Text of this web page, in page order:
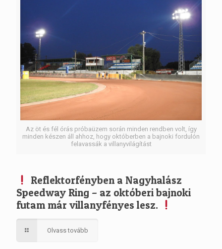
Az öt és fél órás próbaüzem során minden rendben volt, így
minden készen áll ahhoz, hogy októberben a bajnoki fordulón
felavassák a villanyvilágítást
Reflektorfényben a Nagyhalász
Speedway Ring – az októberi bajnoki
futam már villanyfényes lesz.
Olvass tovább